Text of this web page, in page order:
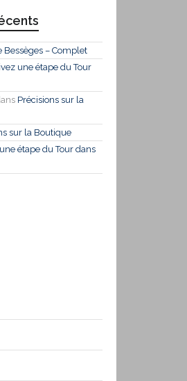
Bessèges – Complet
une étape du Tour
Précisions sur la
sur la Boutique
étape du Tour dans